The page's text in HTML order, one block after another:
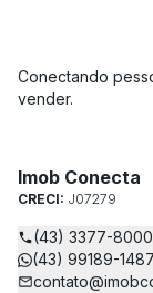
Conectando
vender.
Imob Conecta
CRECI: J07279
(43) 3377-8000
(43) 99189-1487